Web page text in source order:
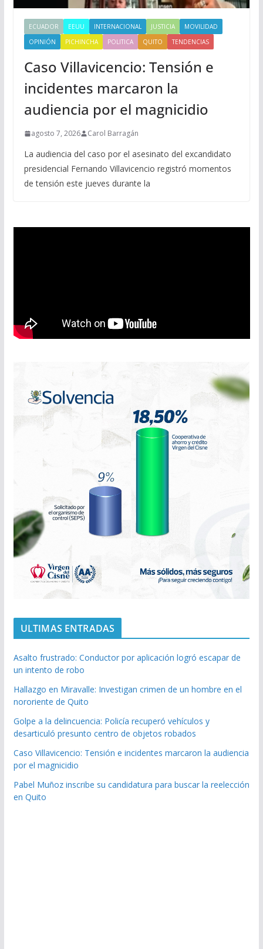
ECUADOR EEUU INTERNACIONAL JUSTICIA
MOVILIDAD
OPINIÓN
PICHINCHA POLITICA QUITO TENDENCIAS
Caso Villavicencio: Tensión e
incidentes marcaron la
audiencia por el magnicidio
agosto 7, 2026 Carol Barragán
La audiencia del caso por el asesinato del excandidato
presidencial Fernando Villavicencio registró momentos
de tensión este jueves durante la
ULTIMAS ENTRADAS
Asalto frustrado: Conductor por aplicación logró escapar de
un intento de robo
Hallazgo en Miravalle: Investigan crimen de un hombre en el
nororiente de Quito
Golpe a la delincuencia: Policía recuperó vehículos y
desarticuló presunto centro de objetos robados
Caso Villavicencio: Tensión e incidentes marcaron la audiencia
por el magnicidio
Pabel Muñoz inscribe su candidatura para buscar la reelección
en Quito